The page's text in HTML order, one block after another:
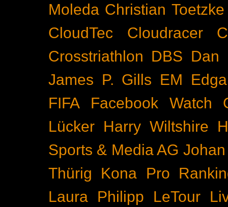
Moleda Christian Toetzke
CloudTec
Cloudracer
Crosstriathlon DBS Dan
James P. Gills EM
FIFA
Facebook Watch
Lücker Harry Wiltshire
Sports & Media AG
Thürig
Kona Pro
Laura Philipp
LeTour